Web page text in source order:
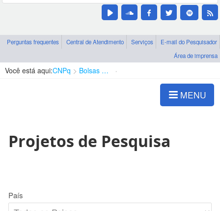
Perguntas frequentes Central de Atendimento Serviços
E-mail do Pesquisador
Área de imprensa
Você está aqui:CNPq Bolsas e Auxílios Vigentes
MENU
Projetos de Pesquisa
País